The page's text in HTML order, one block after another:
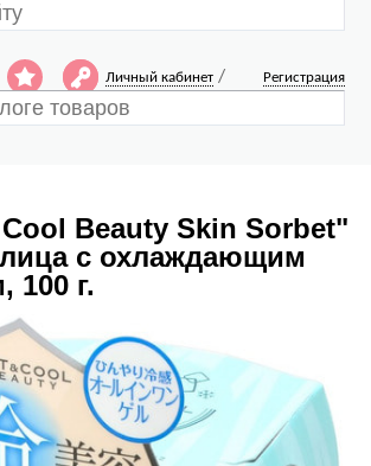
Личный кабинет / Регистрация
Beauty Skin Sorbet"
с охлаждающим
100 г.